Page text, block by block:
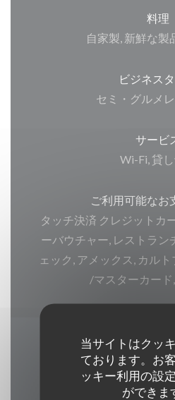
当サイトはクッ
ております。お
ッキー利用の設
ができま
料理
自家製, 新鮮な製
ビジネス
セミ・グルメ
サービ
Wi-Fi, 貸
ご利用可能なお
タッチ決済 クレジットカ
ーバウチャー, レストラン
ェック, アメックス, カル
/マスターカード
営業